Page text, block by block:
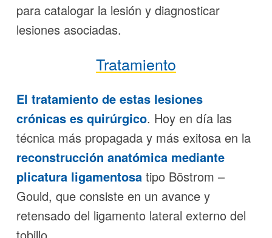
para catalogar la lesión y diagnosticar
lesiones asociadas.
Tratamiento
El tratamiento de estas lesiones
crónicas es quirúrgico. Hoy en día las
técnica más propagada y más exitosa en la
reconstrucción anatómica mediante
plicatura ligamentosa tipo Böstrom –
Gould, que consiste en un avance y
retensado del ligamento lateral externo del